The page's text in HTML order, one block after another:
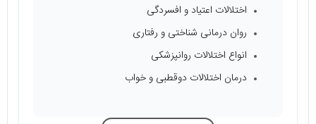
اختلالات اعتیاد و افسردگی
روان درمانی شناختی و رفتاری
انواع اختلالات روانپزشکی
درمان اختلالات دوقطبی و خواب